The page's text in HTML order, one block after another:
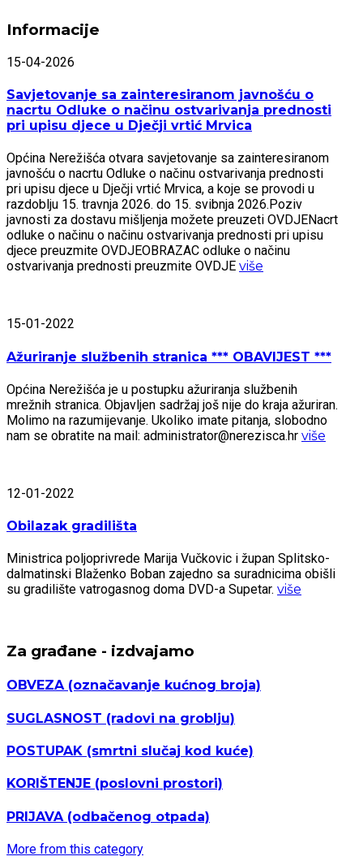
Informacije
15-04-2026
Savjetovanje sa zainteresiranom javnošću o
nacrtu Odluke o načinu ostvarivanja prednosti
pri upisu djece u Dječji vrtić Mrvica
Općina Nerežišća otvara savjetovanje sa zainteresiranom
javnošću o nacrtu Odluke o načinu ostvarivanja prednosti
pri upisu djece u Dječji vrtić Mrvica, a koje se provodi u
razdoblju 15. travnja 2026. do 15. svibnja 2026.Poziv
javnosti za dostavu mišljenja možete preuzeti OVDJENacrt
odluke o načinu o načinu ostvarivanja prednosti pri upisu
djece preuzmite OVDJEOBRAZAC odluke o načinu
ostvarivanja prednosti preuzmite OVDJE više
15-01-2022
Ažuriranje službenih stranica *** OBAVIJEST ***
Općina Nerežišća je u postupku ažuriranja službenih
mrežnih stranica. Objavljen sadržaj još nije do kraja ažuriran.
Molimo na razumijevanje. Ukoliko imate pitanja, slobodno
nam se obratite na mail: administrator@nerezisca.hr više
12-01-2022
Obilazak gradilišta
Ministrica poljoprivrede Marija Vučkovic i župan Splitsko-
dalmatinski Blaženko Boban zajedno sa suradnicima obišli
su gradilište vatrogasnog doma DVD-a Supetar. više
Za građane - izdvajamo
OBVEZA(označavanje kućnog broja)
SUGLASNOST (radovi na groblju)
POSTUPAK (smrtni slučaj kod kuće)
KORIŠTENJE (poslovni prostori)
PRIJAVA (odbačenog otpada)
More from this category